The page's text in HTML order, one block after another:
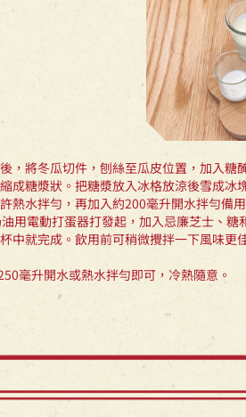
，將冬瓜切件，刨絲至瓜皮位置，加入糖
成糖漿狀。把糖漿放入冰格放涼後雪成冰
熱水拌勻，再加入約200毫升開水拌勻備用
用電動打蛋器打發起，加入忌廉芝士、
中就完成。飲用前可稍微攪拌一下風味更
毫升開水或熱水拌勻即可，冷熱隨意。